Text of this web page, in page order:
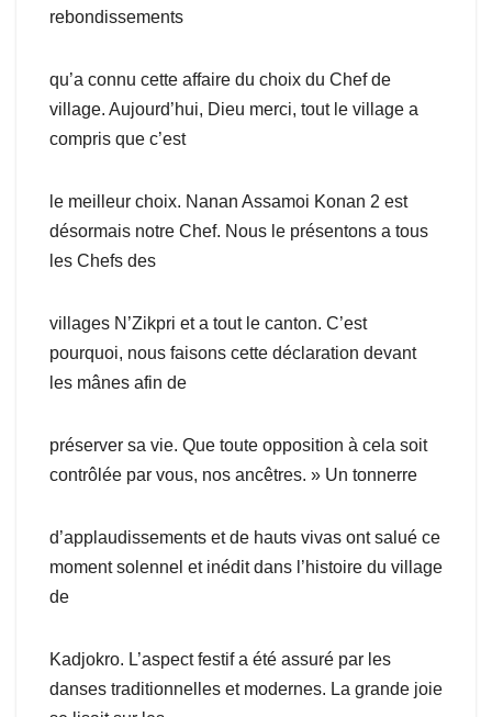
rebondissements
qu’a connu cette affaire du choix du Chef de
village. Aujourd’hui, Dieu merci, tout le village a
compris que c’est
le meilleur choix. Nanan Assamoi Konan 2 est
désormais notre Chef. Nous le présentons a tous
les Chefs des
villages N’Zikpri et a tout le canton. C’est
pourquoi, nous faisons cette déclaration devant
les mânes afin de
préserver sa vie. Que toute opposition à cela soit
contrôlée par vous, nos ancêtres. » Un tonnerre
d’applaudissements et de hauts vivas ont salué ce
moment solennel et inédit dans l’histoire du village
de
Kadjokro. L’aspect festif a été assuré par les
danses traditionnelles et modernes. La grande joie